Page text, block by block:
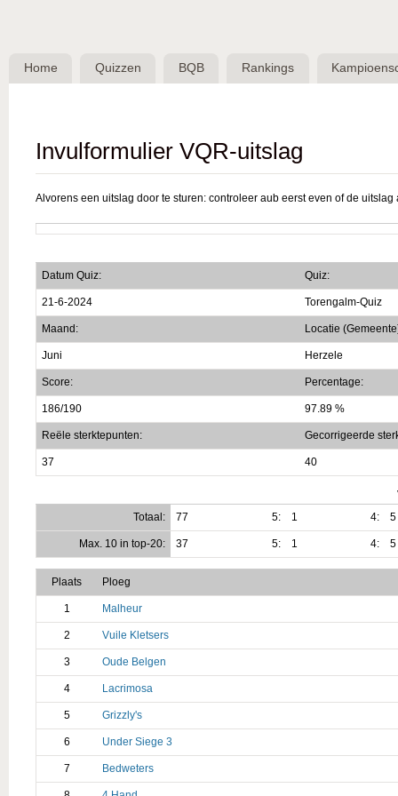
Belgische
QuizBond
Home Quizzen BQB Rankings
Invulformulier VQR-uitslag
Alvorens een uitslag door te sturen: controleer aub eerst even of de
Datum Quiz: Quiz:
21-6-2024 Torengalm-Quiz
Maand: Locatie
Juni Herzele
Score: Percentage:
186/190 97.89 %
Reële sterktepunten: Gecorrigeerde
37 40
Totaal:
77 5: 1 4: 5
Max. 10 in top-20: 37 5: 1 4: 5
Plaats Ploeg
1 Malheur
2 Vuile Kletsers
3 Oude Belgen
4 Lacrimosa
5 Grizzly's
6 Under Siege 3
7 Bedweters